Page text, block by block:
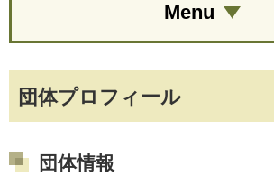
団体プロフィール
団体情報
Menu